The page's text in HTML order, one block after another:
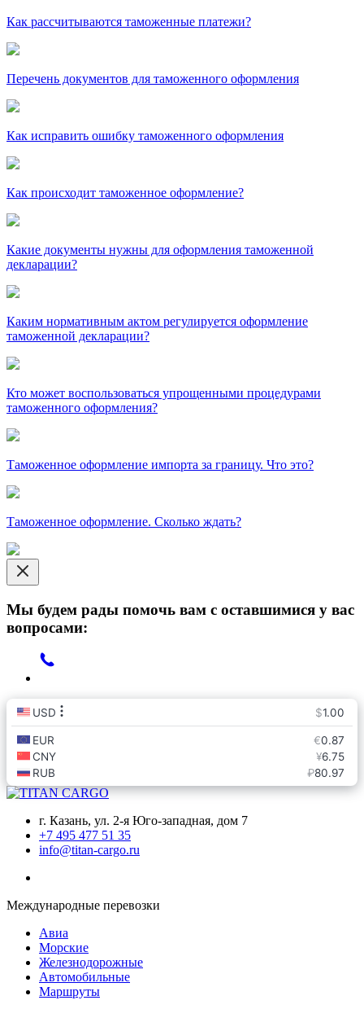
Как рассчитываются таможенные платежи?
Перечень документов для таможенного оформления
Как исправить ошибку таможенного оформления
Как происходит таможенное оформление?
Какие документы нужны для оформления таможенной
декларации?
Каким нормативным актом регулируется оформление
таможенной декларации?
Кто может воспользоваться упрощенными процедурами
таможенного оформления?
Таможенное оформление импорта за границу. Что это?
Таможенное оформление. Сколько ждать?
Мы будем рады помочь вам с оставшимися у вас
вопросами:
г. Казань, ул. 2-я Юго-западная, дом 7
+7 495 477 51 35
info@titan-cargo.ru
Международные перевозки
Авиа
Морские
Железнодорожные
Автомобильные
Маршруты